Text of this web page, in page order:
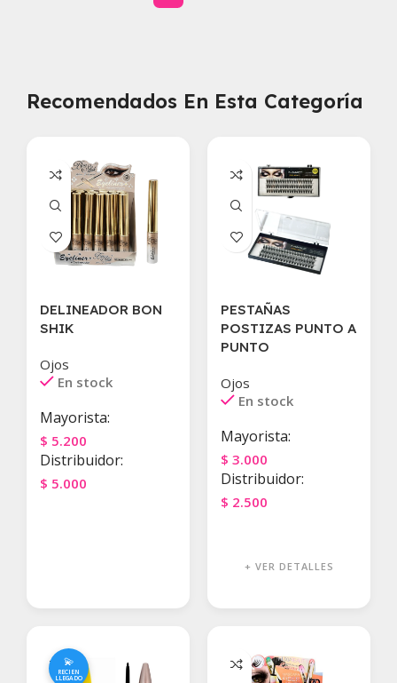
Recomendados En Esta Categoría
DELINEADOR BON
SHIK
Ojos
En stock
Mayorista:
$ 5.200
Distribuidor:
$ 5.000
PESTAÑAS
POSTIZAS PUNTO A
PUNTO
Ojos
En stock
Mayorista:
$ 3.000
Distribuidor:
$ 2.500
+ VER DETALLES
💫
RECIEN
LLEGADO